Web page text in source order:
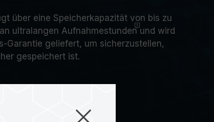
über eine Speicherkapazität von bis zu
ultralangen Aufnahmestundenund wird
Garantie geliefert, um sicherzustellen,
gespeichert ist.